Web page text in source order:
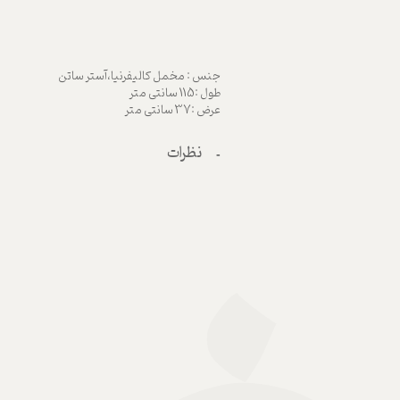
جنس : مخمل کالیفرنیا،آستر ساتن
طول :115 سانتی متر
عرض :37 سانتی متر
نظرات